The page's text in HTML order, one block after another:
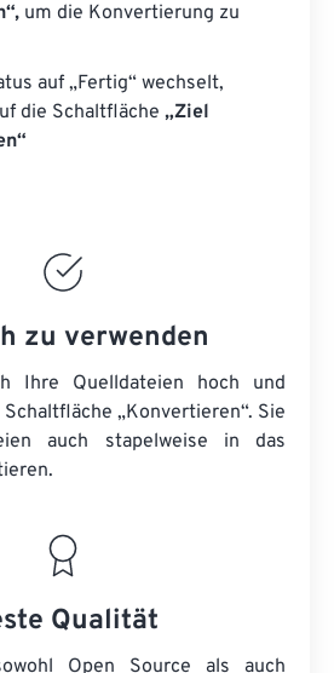
um die Konvertierung zu
auf „Fertig“ wechselt,
die Schaltfläche „Ziel
zu verwenden
Ihre Quelldateien hoch und
„Konvertieren“. Sie
auch stapelweise in das
Qualität
Open Source als auch